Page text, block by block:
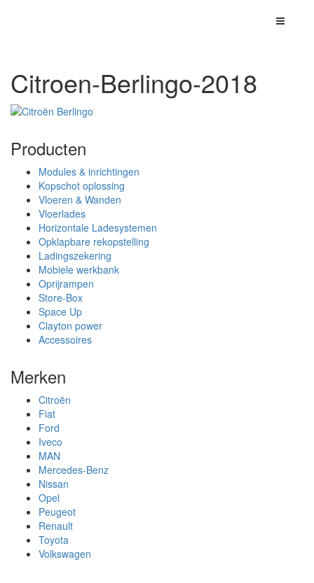
Citroen-Berlingo-2018
Producten
Modules & inrichtingen
Kopschot oplossing
Vloeren & Wanden
Vloerlades
Horizontale Ladesystemen
Opklapbare rekopstelling
Ladingszekering
Mobiele werkbank
Oprijrampen
Store-Box
Space Up
Clayton power
Accessoires
Merken
Citroën
Fiat
Ford
Iveco
MAN
Mercedes-Benz
Nissan
Opel
Peugeot
Renault
Toyota
Volkswagen